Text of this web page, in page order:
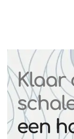
Klaar
een